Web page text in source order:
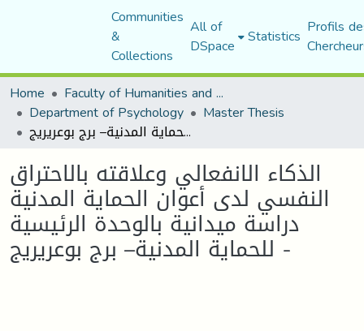
Communities
&
Collections
All of
DSpace Statistics Profils
Home
Faculty of Humanities and Social Sciences
Department of Psychology Master Thesis
الذكاء الانفعالي وعلاقته بالاحتراق النفسي لدى أعوان الحماية المدنية دراسة ميدانية بالوحدة الرئيسية للحماية المدنية– برج بوعريريج -
الذكاء الانفعالي وعلاقته بالاحتراق
النفسي لدى أعوان الحماية المدنية
دراسة ميدانية بالوحدة الرئيسية
للحماية المدنية– برج بوعريريج -